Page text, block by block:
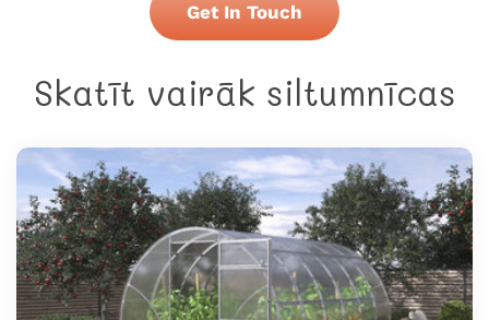
Get In Touch
Skatīt vairāk siltumnīcas